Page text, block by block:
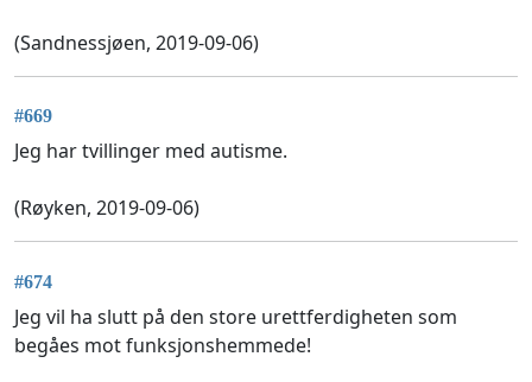
(Sandnessjøen, 2019-09-06)
#669
Jeg har tvillinger med autisme.
(Røyken, 2019-09-06)
#674
Jeg vil ha slutt på den store urettferdigheten som
begåes mot funksjonshemmede!